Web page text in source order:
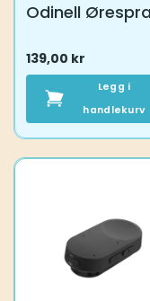
Odinell
139,00 kr
Legg i
handlekurv